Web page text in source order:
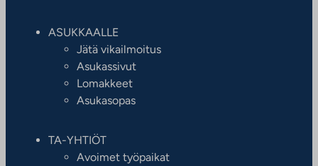
ASUKKAALLE
Jätä vikailmoitus
Asukassivut
Lomakkeet
Asukasopas
TA-YHTIÖT
Avoimet työpaikat